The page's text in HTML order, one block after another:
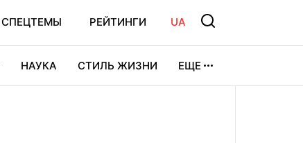
СПЕЦТЕМЫ РЕЙТИНГИ UA
НАУКА СТИЛЬ ЖИЗНИ ЕЩЕ